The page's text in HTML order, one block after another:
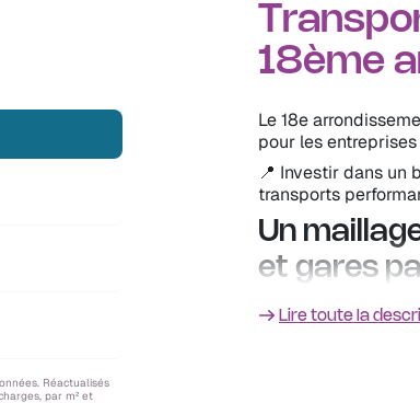
Réactualisés
par m² et
18ème
Le 18e
pour les
📍 Investir dans un
transports
Un
et gares
Le 18e
Lire toute la